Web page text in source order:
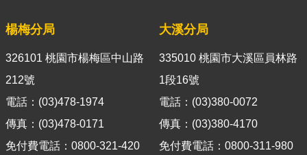
2.0
更
多
服
返
回
楊梅分局
326101 桃園市楊梅區中山路
212號
電話：(03)478-1974
傳真：(03)478-0171
免付費電話：0800-321-420
大溪分局
335010 桃園市大溪區員林路
1段16號
電話：(03)380-0072
傳真：(03)380-4170
免付費電話：0800-311-980